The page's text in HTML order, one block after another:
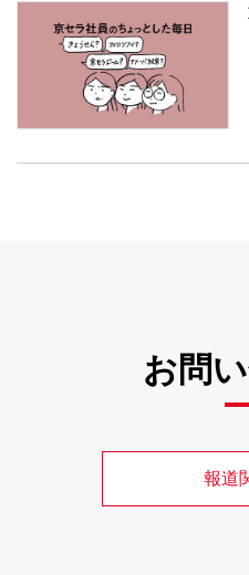
お問
報道